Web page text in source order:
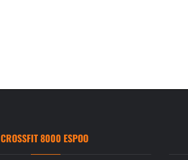
CROSSFIT 8000 ESPOO